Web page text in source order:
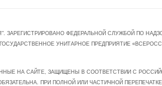
ЗАРЕГИСТРИРОВАНО ФЕДЕРАЛЬНОЙ СЛУЖБОЙ ПО
ГОСУДАРСТВЕННОЕ УНИТАРНОЕ ПРЕДПРИЯТИЕ
НА САЙТЕ, ЗАЩИЩЕНЫ В СООТВЕТСТВИИ С
ПРИ ПОЛНОЙ ИЛИ ЧАСТИЧНОЙ